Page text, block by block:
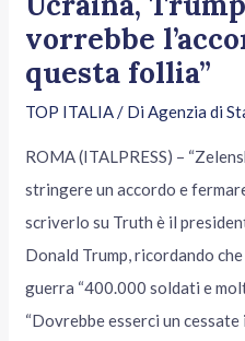
vorrebbe
questa follia”
TOP ITALIA/ DiAgenzia di
ROMA (ITALPRESS) –
stringere un accordo e
scriverlo su Truth è il
Donald Trump, ricordando
guerra “400.000 soldati e
“Dovrebbe esserci un